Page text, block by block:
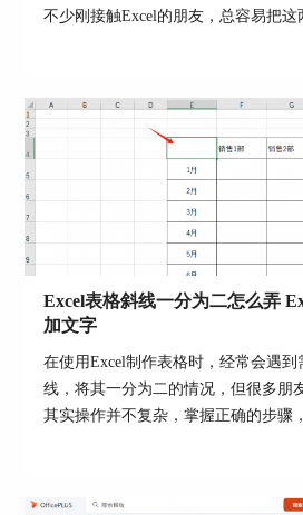
图4：编辑模板
二、ppt模板导入为什么空白
1.软件版本过低
有时，我们电脑上安装的软件
的ppt模板是通过高版本的软件
软件进行升级，避免影响后续
2.格式错误
如图5所示，常规的ppt模板大
是，就需要提前插入空白页，
不少刚接触Excel的朋友，总容易把这
该在什么情况下使用绝对引用或者相
Excel中绝对引用怎么输入的相关内容
Excel表格斜线一分为二怎么弄
加文字
在使用Excel制作表格时，经常会遇
线，将其一分为二的情况，但很多朋
其实操作并不复杂，掌握正确的步骤
面就为大家详细介绍Excel表格斜线一